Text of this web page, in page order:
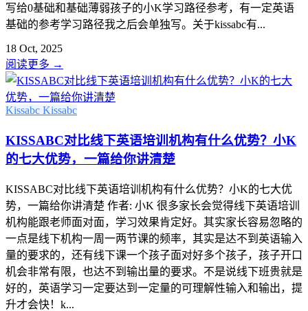
写给0基础和基础薄弱孩子的小K学习路径参考，有一定英语
基础的参考学习路径我之后会单独写。关于kissabc有...
18 Oct, 2025
阅读更多 →
Kissabc Kissabc
KISSABC对比线下英语培训机构有什么优势？小K
的七大优势，一篇给你讲清楚
KISSABC对比线下英语培训机构有什么优势？小K的七大优
势，一篇给你讲清楚 作者: 小K 很多家长会觉得线下英语培训
机构能跟老师面对面，学习效果肯定好。其实家长容易忽略的
一点是线下机构一周一两节课的频率，其实是达不到英语输入
量的要求的，还有线下课一个孩子面对好多个孩子，孩子开口
机会非常有限，也达不到输出量的要求。不是说线下班贵就是
好的，英语学习一定要达到一定量的可理解性输入和输出，提
升才会快！k...